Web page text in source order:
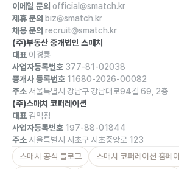
이메일 문의 official@smatch.kr
제휴 문의 biz@smatch.kr
채용 문의 recruit@smatch.kr
(주)부동산 중개법인 스매치
대표 이경룡
사업자등록번호 377-81-02038
중개사 등록번호 11680-2026-00082
주소 서울특별시 강남구 강남대로94길 69, 2층
(주)스매치 코퍼레이션
대표 김익정
사업자등록번호 197-88-01844
주소 서울특별시 서초구 서초중앙로 123
스매치 공식 블로그
스매치 코퍼레이션 홈페